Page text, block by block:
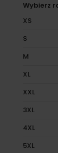
Wybierz
XS
S
M
XL
XXL
3XL
4XL
5XL